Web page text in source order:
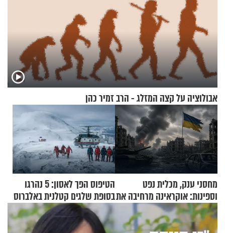
אבולוציה על קצה המזלג - הרב זמיר כהן
מחסני ענק, מכלית נפט
וספינות: אוקראינה מרחיבה את
התקיפות בעומק רוסיה
הטיפוס הפך לאסון: 5 נהרגו
בסופת שלגים קטלנית באלברוס